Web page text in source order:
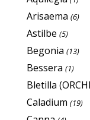
Arisaema (6)
Astilbe (5)
Begonia (13)
Bessera (1)
Bletilla
Caladium (19)